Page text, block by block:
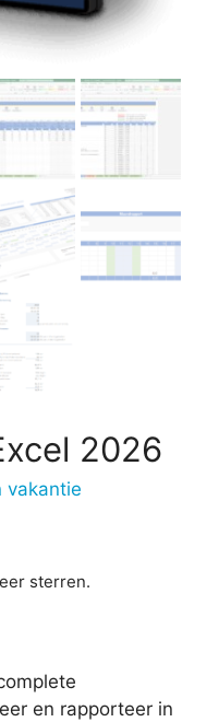
2026
vakantie
sterren.
en rapporteer in